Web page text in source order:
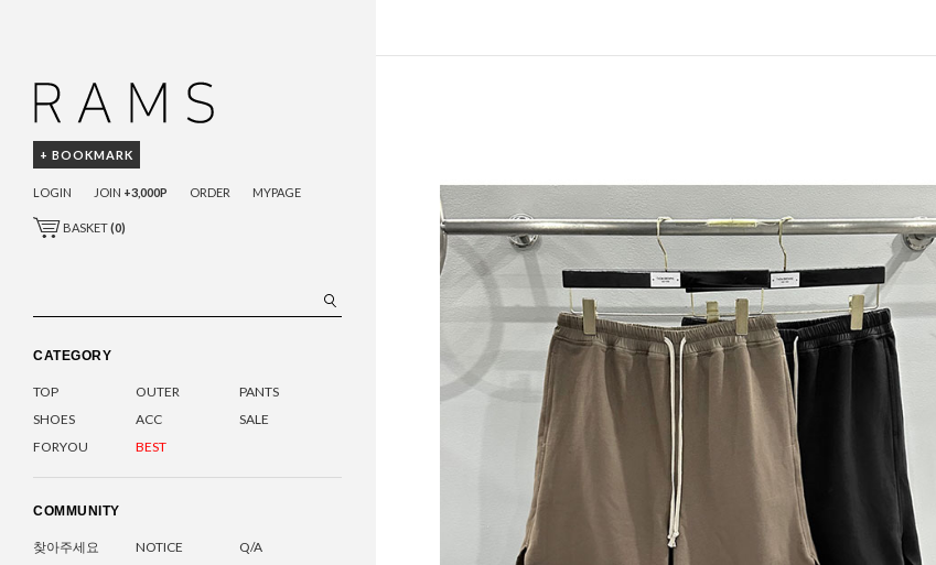
+ BOOKMARK
LOGIN JOIN +3,000P ORDER MYPAGE
BASKET(0)
CATEGORY
TOP OUTER
PANTS
SHOES
ACC
SALE
FORYOU
BEST
COMMUNITY
찾아주세요 NOTICE
Q/A